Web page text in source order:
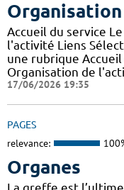
Accueil du service
l'activité Liens
une rubrique
Organisation de
17/06/2026 19:35
PAGES
relevance:
Organes